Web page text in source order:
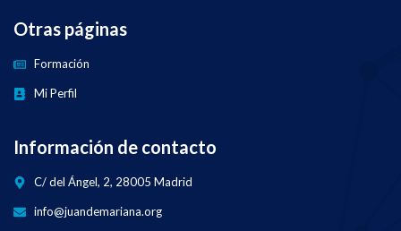
Otras páginas
Formación
Mi Perfil
Información de contacto
C/ del Ángel, 2, 28005 Madrid
info@juandemariana.org